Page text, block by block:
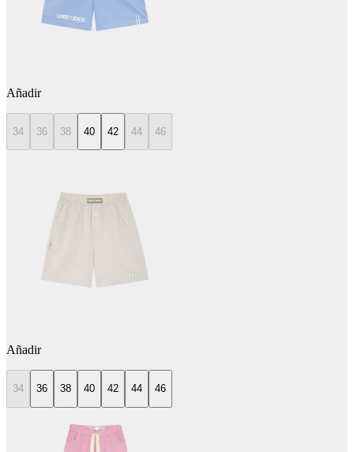
Añadir
34 36 38 40 42 44 46
Añadir
34 36 38 40 42 44 46